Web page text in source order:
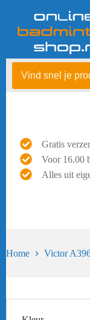
Gratis
Voor 16.00
Alles uit
Home Victor